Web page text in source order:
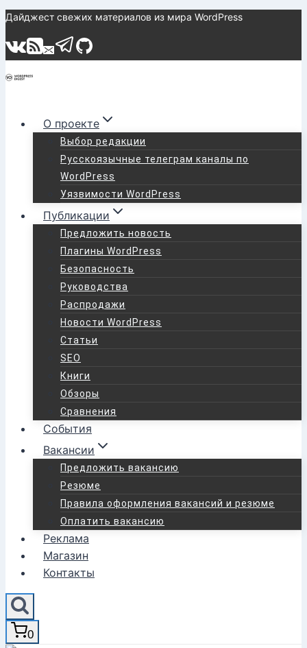
Перейти
содержимому
Дайджест свежих материалов из мира WordPress
О проекте
Выбор редакции
Русскоязычные телеграм каналы по
WordPress
Уязвимости WordPress
Публикации
Предложить новость
Плагины WordPress
Безопасность
Руководства
Распродажи
Новости WordPress
Статьи
SEO
Книги
Обзоры
Сравнения
События
Вакансии
Предложить вакансию
Резюме
Правила оформления вакансий и резюме
Оплатить вакансию
Реклама
Магазин
Контакты
0